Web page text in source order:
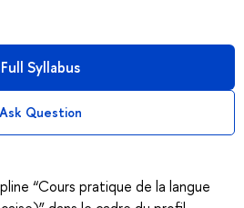
Full Syllabus
Ask Question
“Cours pratique de la langue